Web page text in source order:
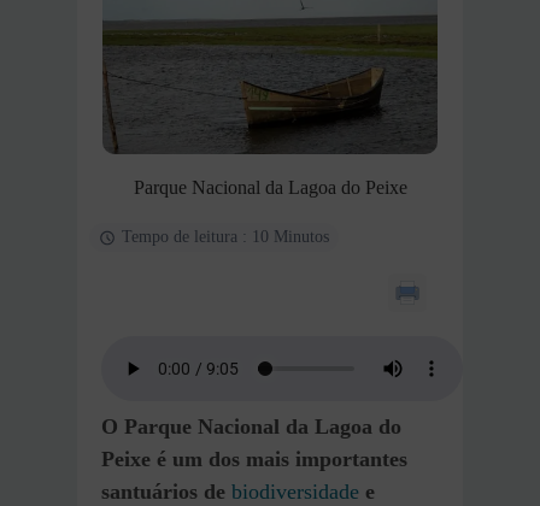
Parque Nacional da Lagoa do Peixe
Tempo de leitura : 10 Minutos
O Parque Nacional da Lagoa do
Peixe é um dos mais importantes
santuários de biodiversidade e